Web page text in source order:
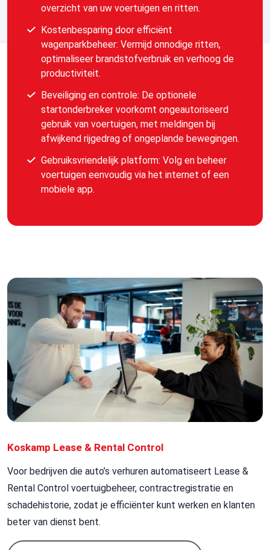
overzicht van uw voertuigen en ritten.
Kostenbesparing door efficiënt
wagenparkbeheer: Vermijd onnodige ritten,
optimaliseer brandstofverbruik en verhoog de
productiviteit.
Beveiliging en controle: De optionele
startonderbreker voorkomt ongeautoriseerd
gebruik van voertuigen, met meldingen bij
afwijkend rijgedrag of ongeplande bewegingen.
Gebruiksvriendelijk platform: Volg en beheer
voertuigen eenvoudig via het internet of een
mobiele app.
Koskamp Lease & Rental Control
Voor bedrijven die auto’s verhuren automatiseert Lease &
Rental Control voertuigbeheer, contractregistratie en
schadehistorie, zodat je efficiënter kunt werken en klanten
beter van dienst bent.